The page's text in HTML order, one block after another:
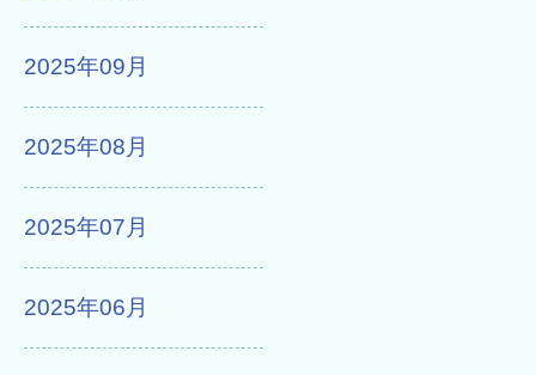
2025年09月
2025年08月
2025年07月
2025年06月